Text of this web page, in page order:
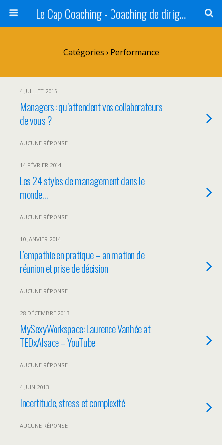
Le Cap Coaching - Coaching de dirigeants et d'équipes dirigeantes en Alsace
Catégories › Performance
4 JUILLET 2015
Managers : qu’attendent vos collaborateurs
de vous ?
AUCUNE RÉPONSE
14 FÉVRIER 2014
Les 24 styles de management dans le
monde…
AUCUNE RÉPONSE
10 JANVIER 2014
L’empathie en pratique – animation de
réunion et prise de décision
AUCUNE RÉPONSE
28 DÉCEMBRE 2013
MySexyWorkspace: Laurence Vanhée at
TEDxAlsace – YouTube
AUCUNE RÉPONSE
4 JUIN 2013
Incertitude, stress et complexité
AUCUNE RÉPONSE